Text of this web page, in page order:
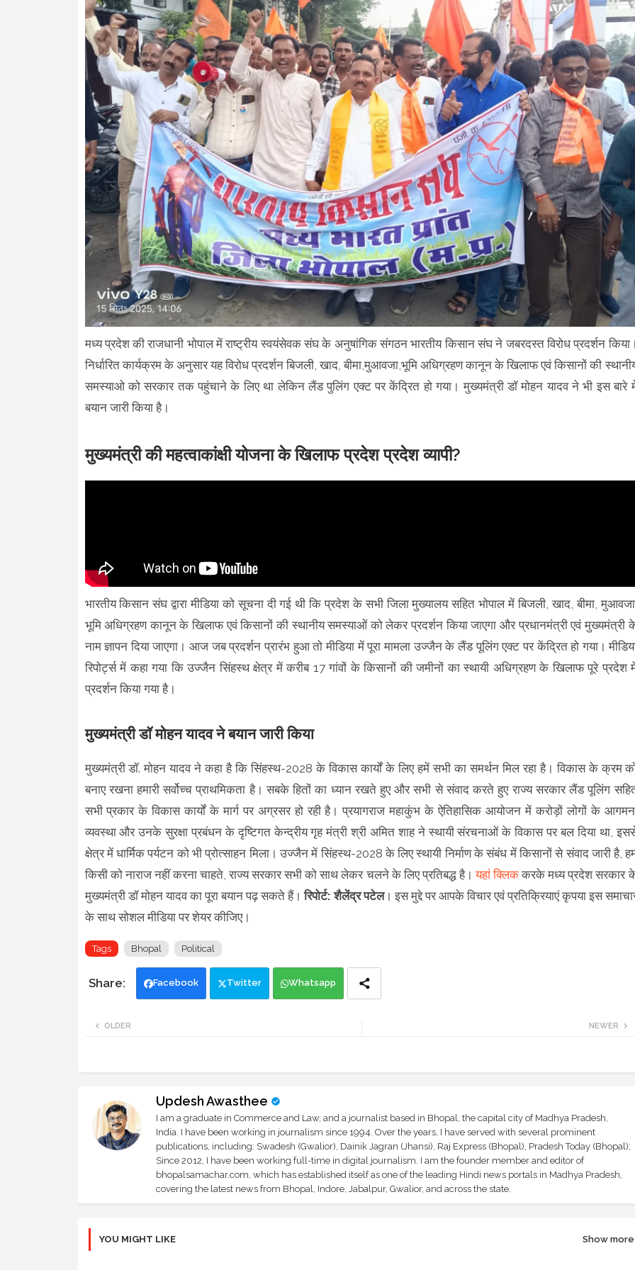
मध्य प्रदेश की राजधानी भोपाल में राष्ट्रीय स्वयंसेवक संघ के अनुषांगिक संगठन भारतीय किसान संघ ने जबरदस्त विरोध प्रदर्शन
निर्धारित कार्यक्रम के अनुसार यह विरोध प्रदर्शन बिजली, खाद, बीमा,मुआवजा,भूमि अधिग्रहण कानून के खिलाफ एवं किसानों की
समस्याओ को सरकार तक पहुंचाने के लिए था लेकिन लैंड पुलिंग एक्ट पर केंद्रित हो गया। मुख्यमंत्री डॉ मोहन यादव ने भी इस बारे
बयान जारी किया है।
मुख्यमंत्री की महत्वाकांक्षी योजना के खिलाफ प्रदेश प्रदेश व्यापी?
भारतीय किसान संघ द्वारा मीडिया को सूचना दी गई थी कि प्रदेश के सभी जिला मुख्यालय सहित भोपाल में बिजली, खाद, बीमा,
भूमि अधिग्रहण कानून के खिलाफ एवं किसानों की स्थानीय समस्याओं को लेकर प्रदर्शन किया जाएगा और प्रधानमंत्री एवं मुख्यमंत्री
नाम ज्ञापन दिया जाएगा। आज जब प्रदर्शन प्रारंभ हुआ तो मीडिया में पूरा मामला उज्जैन के लैंड पूलिंग एक्ट पर केंद्रित हो गया।
रिपोर्ट्स में कहा गया कि उज्जैन सिंहस्थ क्षेत्र में करीब 17 गांवों के किसानों की जमीनों का स्थायी अधिग्रहण के खिलाफ पूरे प्रदेश
प्रदर्शन किया गया है।
मुख्यमंत्री डॉ मोहन यादव ने बयान जारी किया
मुख्यमंत्री डॉ. मोहन यादव ने कहा है कि सिंहस्थ-2028 के विकास कार्यों के लिए हमें सभी का समर्थन मिल रहा है। विकास के क्रम
बनाए रखना हमारी सर्वोच्च प्राथमिकता है। सबके हितों का ध्यान रखते हुए और सभी से संवाद करते हुए राज्य सरकार लैंड पूलिंग
सभी प्रकार के विकास कार्यों के मार्ग पर अग्रसर हो रही है। प्रयागराज महाकुंभ के ऐतिहासिक आयोजन में करोड़ों लोगों के
व्यवस्था और उनके सुरक्षा प्रबंधन के दृष्टिगत केन्द्रीय गृह मंत्री श्री अमित शाह ने स्थायी संरचनाओं के विकास पर बल दिया था,
क्षेत्र में धार्मिक पर्यटन को भी प्रोत्साहन मिला। उज्जैन में सिंहस्थ-2028 के लिए स्थायी निर्माण के संबंध में किसानों से संवाद जारी है,
किसी को नाराज नहीं करना चाहते, राज्य सरकार सभी को साथ लेकर चलने के लिए प्रतिबद्ध है।यहां क्लिककरके मध्य प्रदेश सरकार
मुख्यमंत्री डॉ मोहन यादव का पूरा बयान पढ़ सकते हैं।रिपोर्ट: शैलेंद्र पटेल। इस मुद्दे पर आपके विचार एवं प्रतिक्रियाएं कृपया इस
के साथ सोशल मीडिया पर शेयर कीजिए।
Tags Bhopal Political
Facebook Twitter Whatsapp
NEWER
OLDER
Updesh Awasthee
I am a graduate in Commerce and Law, and a journalist based in Bhopal, the capital city of Madhya Pradesh,
India. I have been working in journalism since 1994. Over the years, I have served with several prominent
publications, including: Swadesh (Gwalior), Dainik Jagran (Jhansi), Raj Express (Bhopal), Pradesh Today (Bhopal);
Since 2012, I have been working full-time in digital journalism. I am the founder member and editor of
bhopalsamachar.com, which has established itself as one of the leading Hindi news portals in Madhya Pradesh,
covering the latest news from Bhopal, Indore, Jabalpur, Gwalior, and across the state.
YOU MIGHT LIKE Show more